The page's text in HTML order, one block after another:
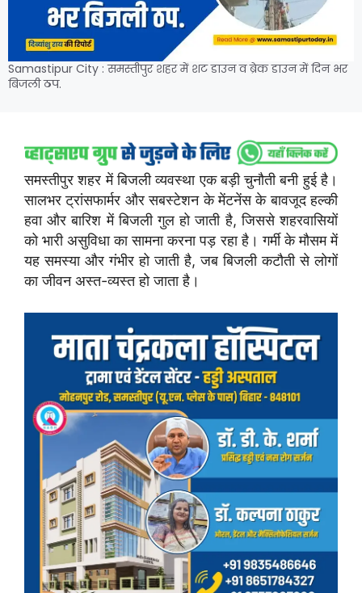
Samastipur City : समस्तीपुर शहर में शट डाउन व ब्रेक डाउन में दिन भर
बिजली ठप.
समस्तीपुर शहर में बिजली व्यवस्था एक बड़ी चुनौती बनी हुई है।
सालभर ट्रांसफार्मर और सबस्टेशन के मेंटनेंस के बावजूद हल्की
हवा और बारिश में बिजली गुल हो जाती है, जिससे शहरवासियों
को भारी असुविधा का सामना करना पड़ रहा है। गर्मी के मौसम में
यह समस्या और गंभीर हो जाती है, जब बिजली कटौती से लोगों
का जीवन अस्त-व्यस्त हो जाता है।